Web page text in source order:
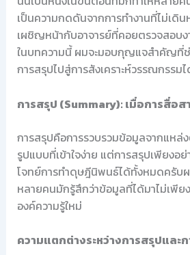
เป็นความกดดันจากการทำงานที่ไม่เดิ
เผชิญหน้ากับอาจารย์ที่คอยตรวจสอบง
ในบทความนี้ ผมจะมอบกุญแจสำคัญที่
การสรุปไปสู่การสังเคราะห์วรรณกรรม
การสรุป (Summary): เมื่อการสื่อส
การสรุปคือการรวบรวมข้อมูลจากแหล่ง
รูปแบบที่เข้าใจง่าย แต่การสรุปเพียงอ
โจทย์การทำดุษฎีนิพนธ์ได้ทั้งหมดครับ
หลายคนมักรู้สึกว่าข้อมูลที่ได้มาไม่เพีย
องค์ความรู้ใหม่
ความแตกต่างระหว่างการสรุปและก